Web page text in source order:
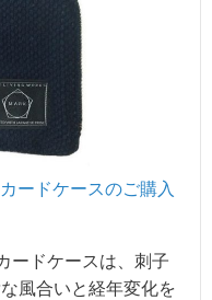
ードケースのご購入
ードケースは、刺子
風合いと経年変化を